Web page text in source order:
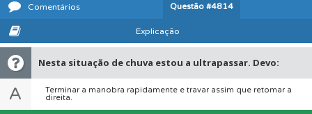
Comentários Questão #4814
Explicação
Nesta situação de chuva estou a ultrapassar. Devo:
A
Terminar a manobra rapidamente e travar assim que retomar a
direita.